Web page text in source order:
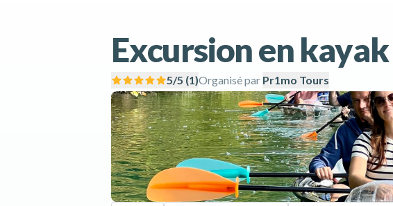
Excursion en
Organisé par Pr1mo Tours
5/5 (1)